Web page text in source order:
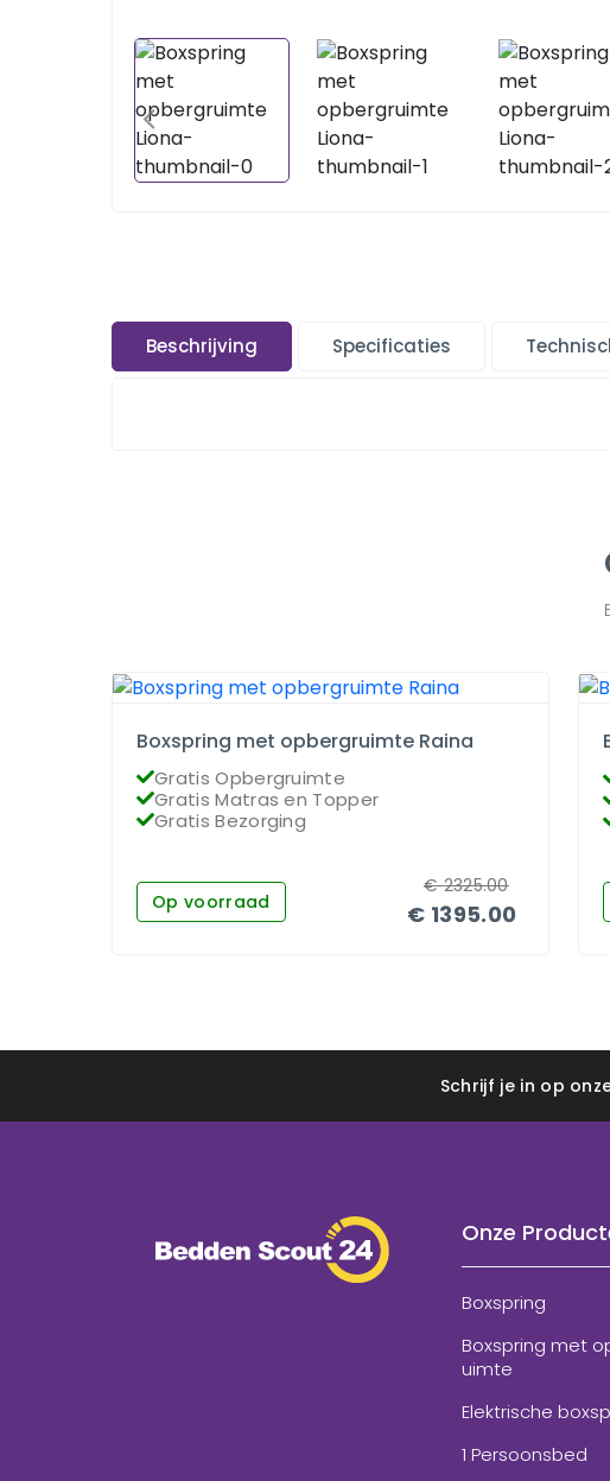
Beschrijving Specificaties
Boxspring met opbergruimte Raina
Gratis Opbergruimte
Gratis Matras en Topper
Gratis Bezorging
Op voorraad € 1395.00
€2325.00
Schrijf je in op
Onze
Boxspring
Boxspring met
uimte
Elektrische
1 Persoonsbed